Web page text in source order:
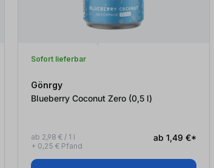
Sofort lieferbar
Gönrgy
Blueberry Coconut Zero (0,5 l)
ab 2,98 € / 1 l
+ 0,25 € Pfand
ab 1,49 €*